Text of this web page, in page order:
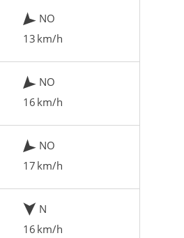
NO
13 km/h
NO
16 km/h
NO
17 km/h
N
16 km/h